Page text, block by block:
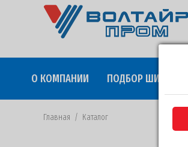
О КОМПАНИИ ПОДБОР ШИН
Главная / Каталог